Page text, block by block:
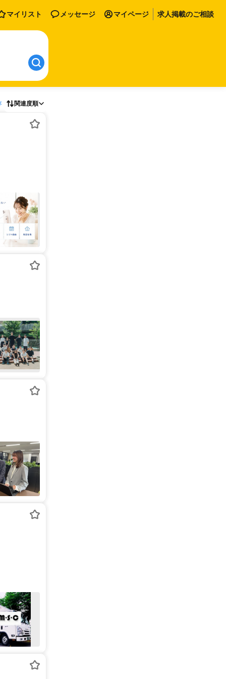
マイリスト メッセージ マイページ 求人掲載のご相談
関連度順